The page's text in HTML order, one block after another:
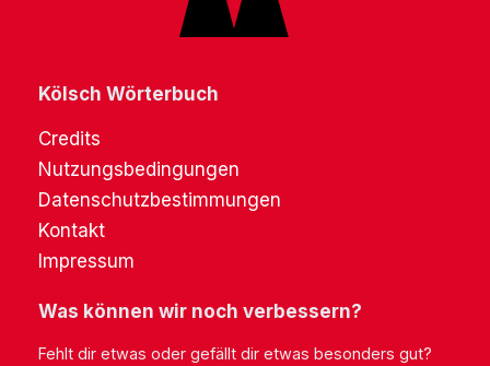
Kölsch Wörterbuch
Credits
Nutzungsbedingungen
Datenschutzbestimmungen
Kontakt
Impressum
Was können wir noch verbessern?
Fehlt dir etwas oder gefällt dir etwas besonders gut?